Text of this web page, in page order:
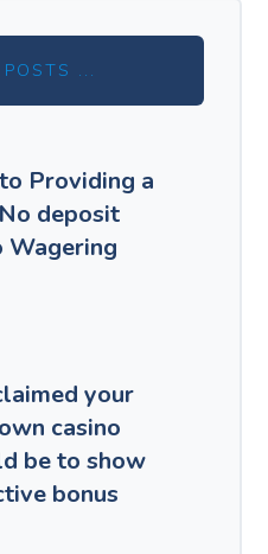
POSTS ...
Providing a
deposit
Wagering
your
casino
be to show
bonus